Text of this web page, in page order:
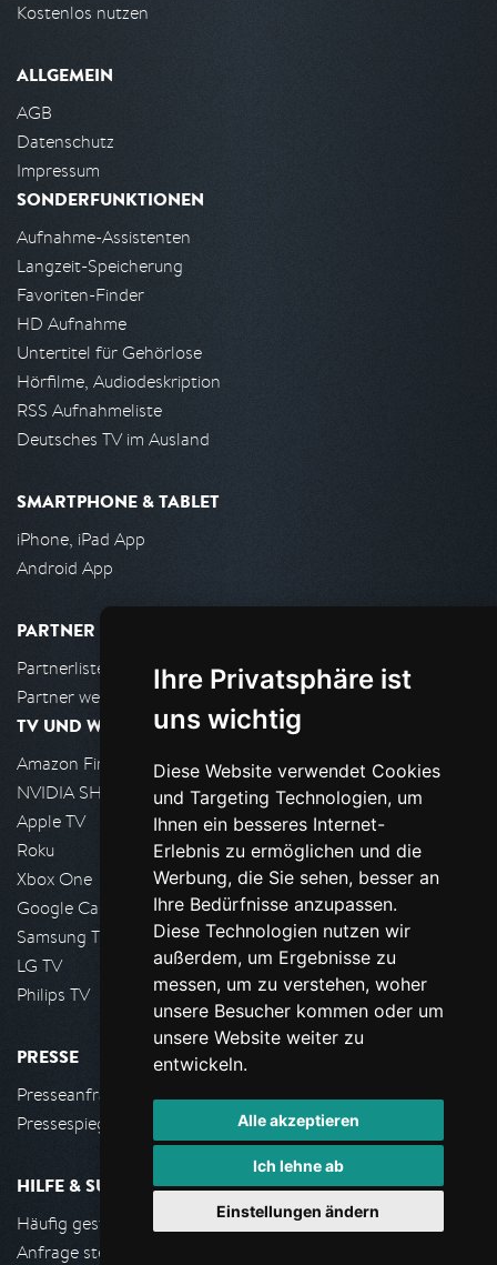
Ihre Privatsphäre ist
uns wichtig
Diese Website verwendet Cookies
und Targeting Technologien, um
Ihnen ein besseres Internet-
Erlebnis zu ermöglichen und die
Werbung, die Sie sehen, besser an
Ihre Bedürfnisse anzupassen.
Diese Technologien nutzen wir
außerdem, um Ergebnisse zu
messen, um zu verstehen, woher
unsere Besucher kommen oder um
unsere Website weiter zu
entwickeln.
Alle akzeptieren
Ich lehne ab
Einstellungen ändern
Kostenlos nutzen
ALLGEMEIN
AGB
Datenschutz
Impressum
SONDERFUNKTIONEN
Aufnahme-Assistenten
Langzeit-Speicherung
Favoriten-Finder
HD Aufnahme
Untertitel für Gehörlose
Hörfilme, Audiodeskription
RSS Aufnahmeliste
Deutsches TV im Ausland
SMARTPHONE & TABLET
iPhone, iPad App
Android App
PARTNER
Partnerliste
Partner werden
TV UND WOHNZIMMER
Amazon FireTV
NVIDIA SHIELD, Google TV
Apple TV
Roku
Xbox One
Google Cast
Samsung TV
LG TV
Philips TV
PRESSE
Presseanfrage stellen
Pressespiegel
HILFE & SUPPORT
Häufig gestellte Fragen
Anfrage stellen